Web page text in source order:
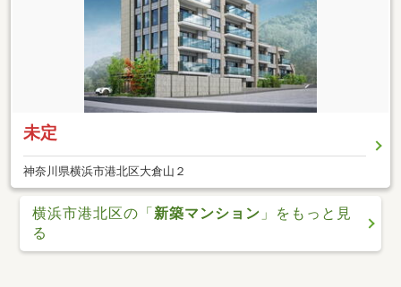
未定
神奈川県横浜市港北区大倉山２
横浜市港北区の「新築マンション 」をもっと見
る